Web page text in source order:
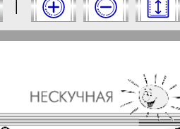
|
газета". Номер: 8,
2 3
Берлинский